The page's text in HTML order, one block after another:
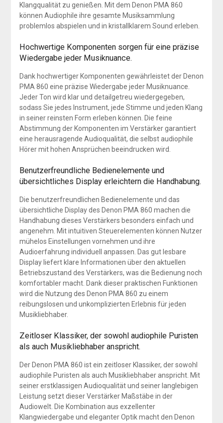
Klangqualität zu genießen. Mit dem Denon PMA 860
können Audiophile ihre gesamte Musiksammlung
problemlos abspielen und in kristallklarem Sound erleben.
Hochwertige Komponenten sorgen für eine präzise
Wiedergabe jeder Musiknuance.
Dank hochwertiger Komponenten gewährleistet der Denon
PMA 860 eine präzise Wiedergabe jeder Musiknuance.
Jeder Ton wird klar und detailgetreu wiedergegeben,
sodass Sie jedes Instrument, jede Stimme und jeden Klang
in seiner reinsten Form erleben können. Die feine
Abstimmung der Komponenten im Verstärker garantiert
eine herausragende Audioqualität, die selbst audiophile
Hörer mit hohen Ansprüchen beeindrucken wird.
Benutzerfreundliche Bedienelemente und
übersichtliches Display erleichtern die Handhabung.
Die benutzerfreundlichen Bedienelemente und das
übersichtliche Display des Denon PMA 860 machen die
Handhabung dieses Verstärkers besonders einfach und
angenehm. Mit intuitiven Steuerelementen können Nutzer
mühelos Einstellungen vornehmen und ihre
Audioerfahrung individuell anpassen. Das gut lesbare
Display liefert klare Informationen über den aktuellen
Betriebszustand des Verstärkers, was die Bedienung noch
komfortabler macht. Dank dieser praktischen Funktionen
wird die Nutzung des Denon PMA 860 zu einem
reibungslosen und unkomplizierten Erlebnis für jeden
Musikliebhaber.
Zeitloser Klassiker, der sowohl audiophile Puristen
als auch Musikliebhaber anspricht.
Der Denon PMA 860 ist ein zeitloser Klassiker, der sowohl
audiophile Puristen als auch Musikliebhaber anspricht. Mit
seiner erstklassigen Audioqualität und seiner langlebigen
Leistung setzt dieser Verstärker Maßstäbe in der
Audiowelt. Die Kombination aus exzellenter
Klangwiedergabe und eleganter Optik macht den Denon